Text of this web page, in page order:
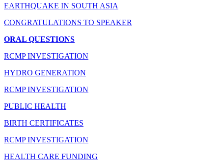
EARTHQUAKE IN SOUTH ASIA
CONGRATULATIONS TO SPEAKER
ORAL QUESTIONS
RCMP INVESTIGATION
HYDRO GENERATION
RCMP INVESTIGATION
PUBLIC HEALTH
BIRTH CERTIFICATES
RCMP INVESTIGATION
HEALTH CARE FUNDING